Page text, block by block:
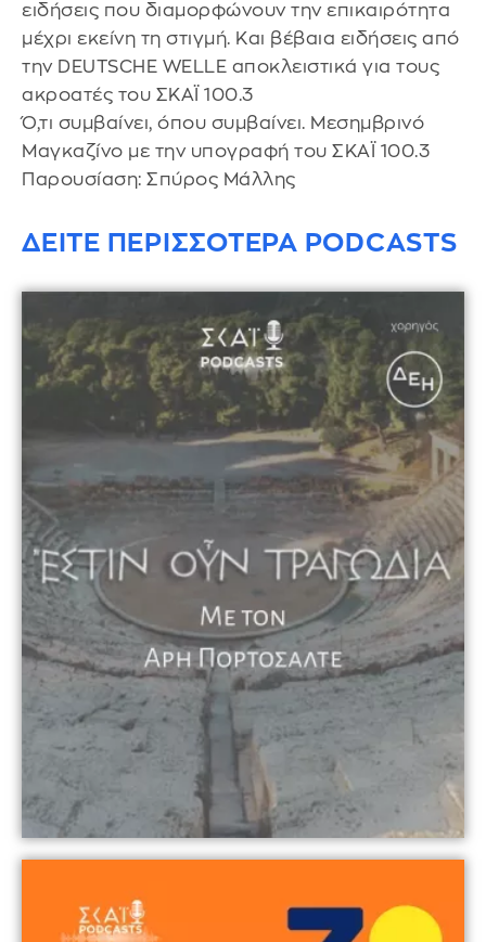
ειδήσεις που διαμορφώνουν την επικαιρότητα
μέχρι εκείνη τη στιγμή. Και βέβαια ειδήσεις από
την DEUTSCHE WELLE αποκλειστικά για τους
ακροατές του ΣΚΑΪ 100.3
Ό,τι συμβαίνει, όπου συμβαίνει. Μεσημβρινό
Μαγκαζίνο με την υπογραφή του ΣΚΑΪ 100.3
Παρουσίαση: Σπύρος Μάλλης
ΔΕΙΤΕ ΠΕΡΙΣΣΟΤΕΡΑ PODCASTS